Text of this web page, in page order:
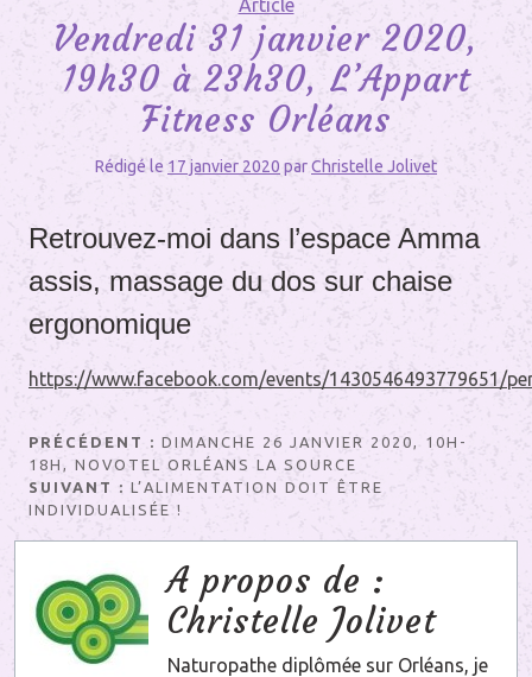
Vendredi 31 janvier 2020,
19h30 à 23h30, L’Appart
Fitness Orléans
Rédigé le 17 janvier 2020 parChristelle Jolivet
Retrouvez-moi dans l’espace Amma
assis, massage du dos sur chaise
ergonomique
https://www.facebook.com/events/1430546493779651/
Navigation
de
l’article
PRÉCÉDENT : DIMANCHE 26 JANVIER 2020, 10H-
18H, NOVOTEL ORLÉANS LA SOURCE
SUIVANT : L’ALIMENTATION DOIT ÊTRE
INDIVIDUALISÉE !
A propos de :
Christelle Jolivet
Naturopathe diplômée sur Orléans, je